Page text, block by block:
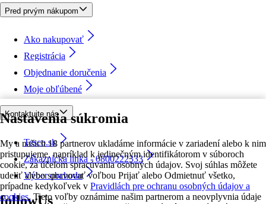
Nastavenia súkromia
My a našich 18 partnerov ukladáme informácie v zariadení alebo k nim
pristupujeme, napríklad k jedinečným identifikátorom v súboroch
cookie, za účelom spracúvania osobných údajov. Svoj súhlas môžete
udeliť alebo spravovať voľbou Prijať alebo Odmietnuť všetko,
prípadne kedykoľvek v Pravidlách pre ochranu osobných údajov a
cookies. Tieto voľby oznámime našim partnerom a neovplyvnia údaje
Pred prvým nákupom
Ako nakupovať
Registrácia
Objednanie doručenia
Moje obľúbené
Kontaktujte nás
Tesco.sk
Zákaznícka linka - 0800222333
Výber obchodu
followUs